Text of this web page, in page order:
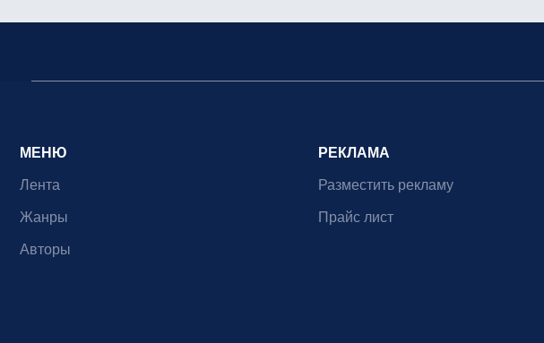
МЕНЮ
Лента
Жанры
Авторы
РЕКЛАМА
Разместить рекламу
Прайс лист